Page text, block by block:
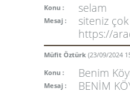
Konu :
selam
Mesaj :
siteniz
https://
Müfit Öztürk (23/09/2024
Konu :
Benim
Mesaj :
BENİM